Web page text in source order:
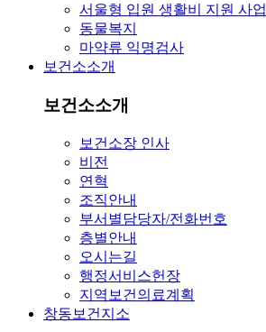
서울형 입원 생활비 지원 사업
동물복지
마약류 익명검사
보건소소개
보건소소개
보건소장 인사
비전
연혁
조직안내
부서별담당자/전화번호
층별안내
오시는길
행정서비스헌장
지역보건의료계획
창동보건지소